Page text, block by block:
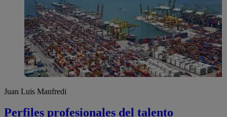
Juan Luis Manfredi
Perfiles profesionales del talento